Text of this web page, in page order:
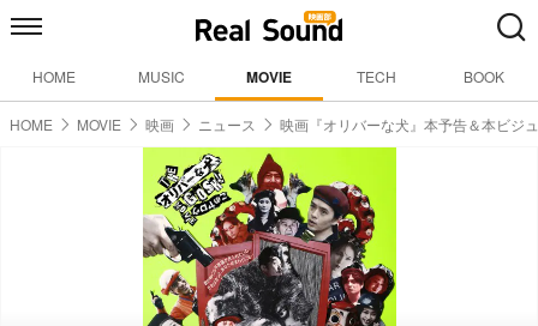
HOME MUSIC MOVIE TECH BOOK
HOME MOVIE 映画 ニュース 映画『オリバーな犬』本予告＆本ビジ